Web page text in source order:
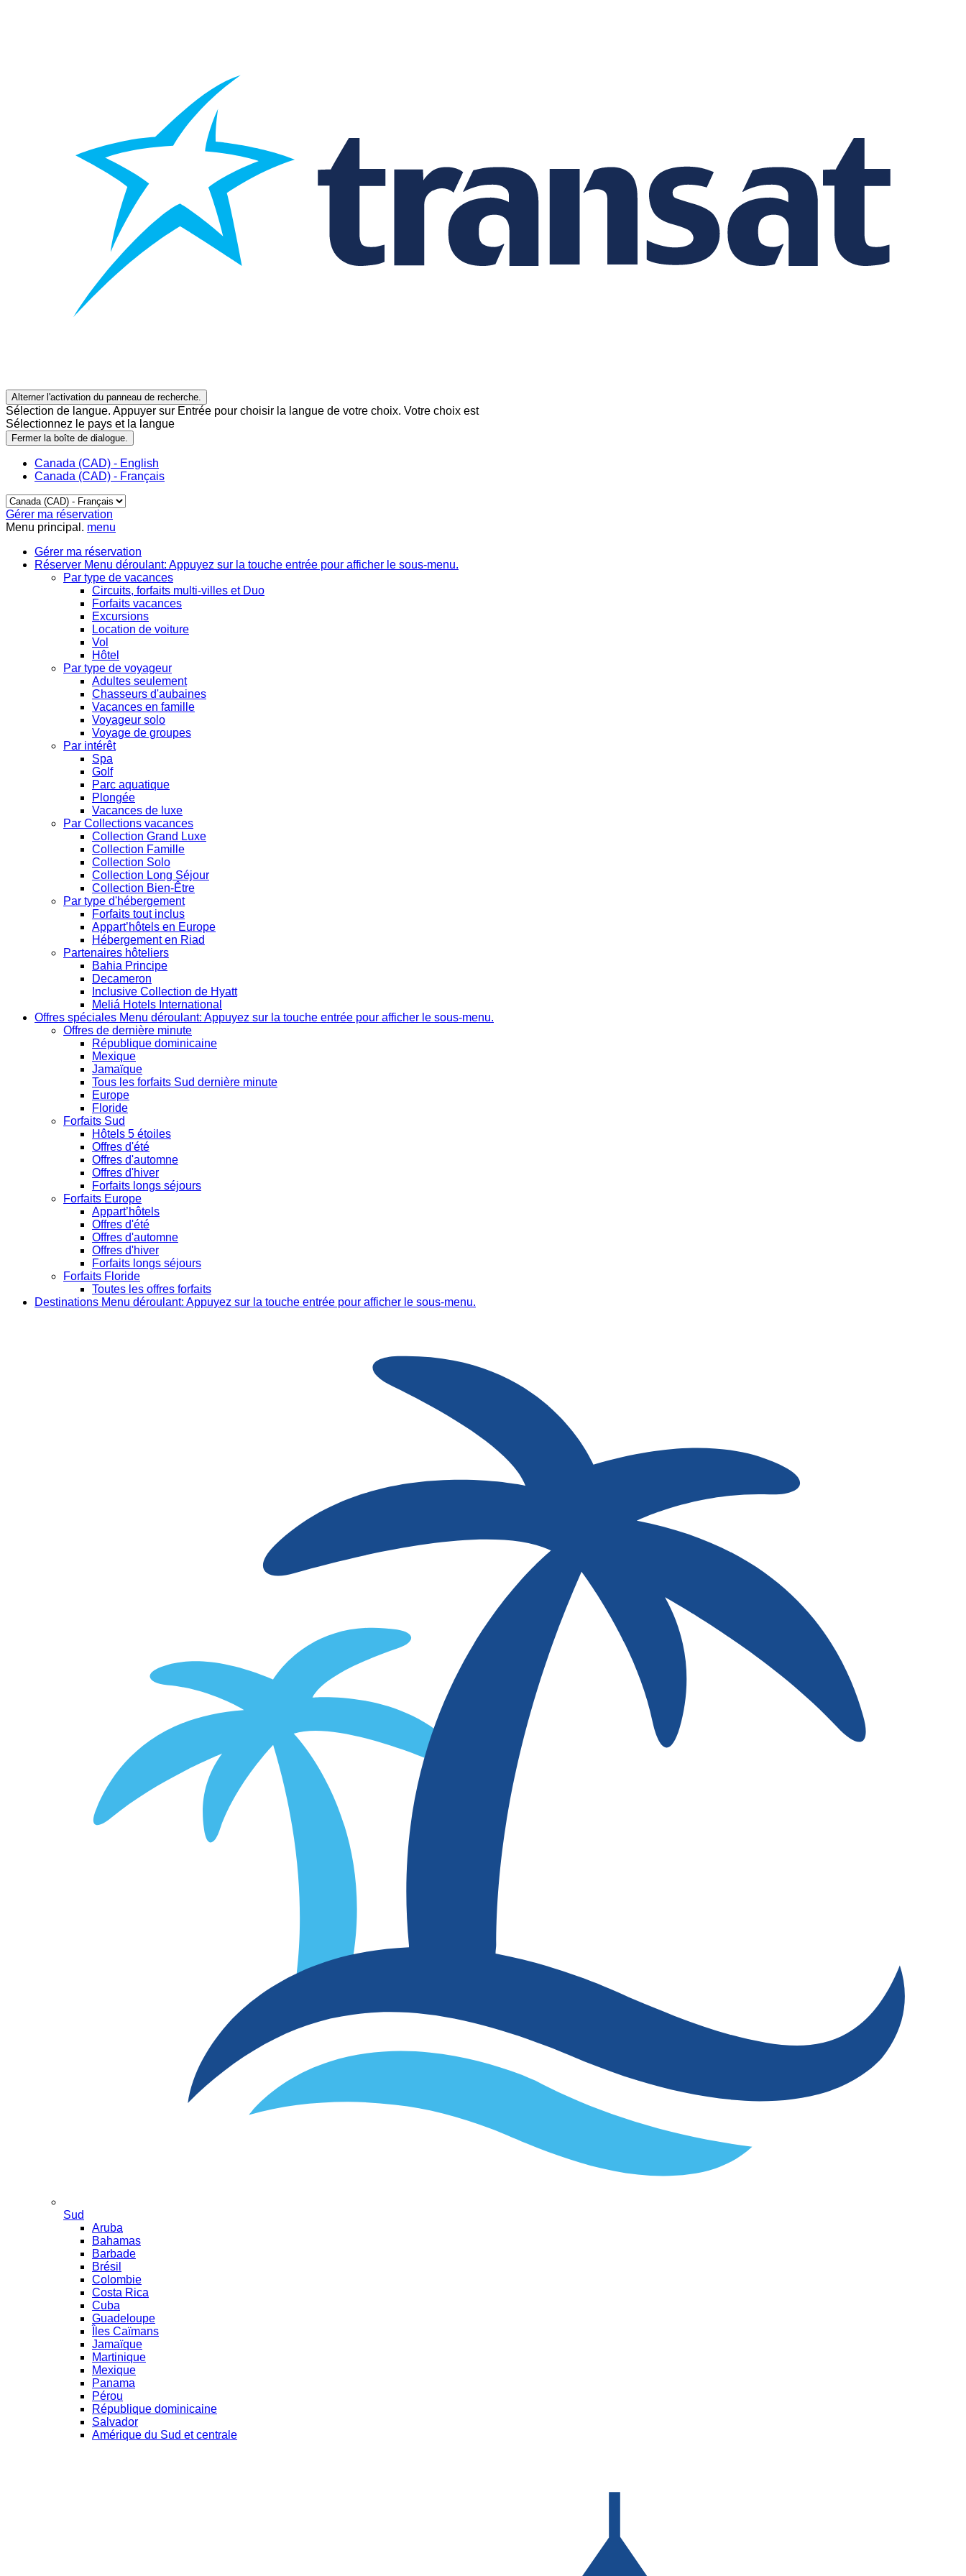
Alterner l'activation du panneau de recherche.
Sélection de langue. Appuyer sur Entrée pour choisir la langue de votre choix. Votre choix est
Sélectionnez le pays et la langue
Fermer la boîte de dialogue.
Canada (CAD) - English
Canada (CAD) - Français
Gérer ma réservation
Menu principal. menu
Gérer ma réservation
Réserver Menu déroulant: Appuyez sur la touche entrée pour afficher le sous-menu.
Par type de vacances
Circuits, forfaits multi-villes et Duo
Forfaits vacances
Excursions
Location de voiture
Vol
Hôtel
Par type de voyageur
Adultes seulement
Chasseurs d'aubaines
Vacances en famille
Voyageur solo
Voyage de groupes
Par intérêt
Spa
Golf
Parc aquatique
Plongée
Vacances de luxe
Par Collections vacances
Collection Grand Luxe
Collection Famille
Collection Solo
Collection Long Séjour
Collection Bien-Être
Par type d'hébergement
Forfaits tout inclus
Appart’hôtels en Europe
Hébergement en Riad
Partenaires hôteliers
Bahia Principe
Decameron
Inclusive Collection de Hyatt
Meliá Hotels International
Offres spéciales Menu déroulant: Appuyez sur la touche entrée pour afficher le sous-menu.
Offres de dernière minute
République dominicaine
Mexique
Jamaïque
Tous les forfaits Sud dernière minute
Europe
Floride
Forfaits Sud
Hôtels 5 étoiles
Offres d'été
Offres d'automne
Offres d'hiver
Forfaits longs séjours
Forfaits Europe
Appart’hôtels
Offres d'été
Offres d'automne
Offres d'hiver
Forfaits longs séjours
Forfaits Floride
Toutes les offres forfaits
Destinations Menu déroulant: Appuyez sur la touche entrée pour afficher le sous-menu.
Sud
Aruba
Bahamas
Barbade
Brésil
Colombie
Costa Rica
Cuba
Guadeloupe
Îles Caïmans
Jamaïque
Martinique
Mexique
Panama
Pérou
République dominicaine
Salvador
Amérique du Sud et centrale